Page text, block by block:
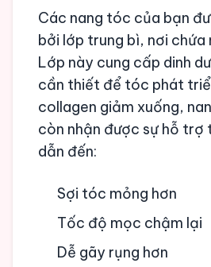
Các nang tóc của bạn
bởi lớp trung bì, nơi chứa
Lớp này cung cấp dinh
cần thiết để tóc phát
collagen giảm xuống,
còn nhận được sự hỗ trợ
dẫn đến:
Sợi tóc mỏng hơn
Tốc độ mọc chậm lại
Dễ gãy rụng hơn